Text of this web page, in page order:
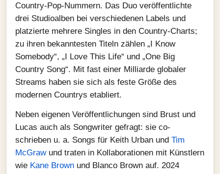
Country-Pop-Nummern. Das Duo veröffentlichte
drei Studioalben bei verschiedenen Labels und
platzierte mehrere Singles in den Country-Charts;
zu ihren bekanntesten Titeln zählen „I Know
Somebody“, „I Love This Life“ und „One Big
Country Song“. Mit fast einer Milliarde globaler
Streams haben sie sich als feste Größe des
modernen Countrys etabliert.
Neben eigenen Veröffentlichungen sind Brust und
Lucas auch als Songwriter gefragt: sie co-
schrieben u. a. Songs für Keith Urban und Tim
McGrawund traten in Kollaborationen mit Künstlern
wie Kane Brown und Blanco Brown auf. 2024